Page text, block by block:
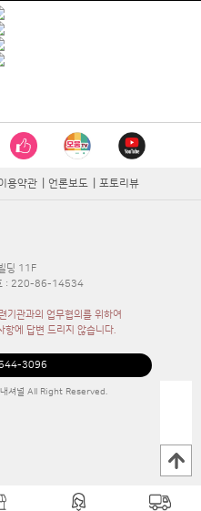
용약관 언론보도 포토리뷰
딩 11F
호 : 220-86-14534
기관과의 업무협의를 위하여
항에 답변 드리지 않습니다.
3096
셔널 All Right Reserved.